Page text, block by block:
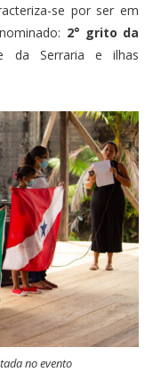
se por ser em
2° grito da
da Serraria e ilhas
no evento